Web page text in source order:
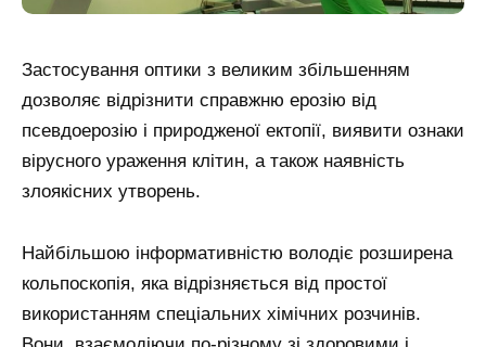
Застосування оптики з великим збільшенням
дозволяє відрізнити справжню ерозію від
псевдоерозію і природженої ектопії, виявити ознаки
вірусного ураження клітин, а також наявність
злоякісних утворень.
Найбільшою інформативністю володіє розширена
кольпоскопія, яка відрізняється від простої
використанням спеціальних хімічних розчинів.